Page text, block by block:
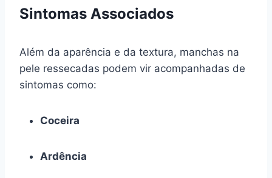
Sintomas Associados
Além da aparência e da textura, manchas na
pele ressecadas podem vir acompanhadas de
sintomas como:
Coceira
Ardência